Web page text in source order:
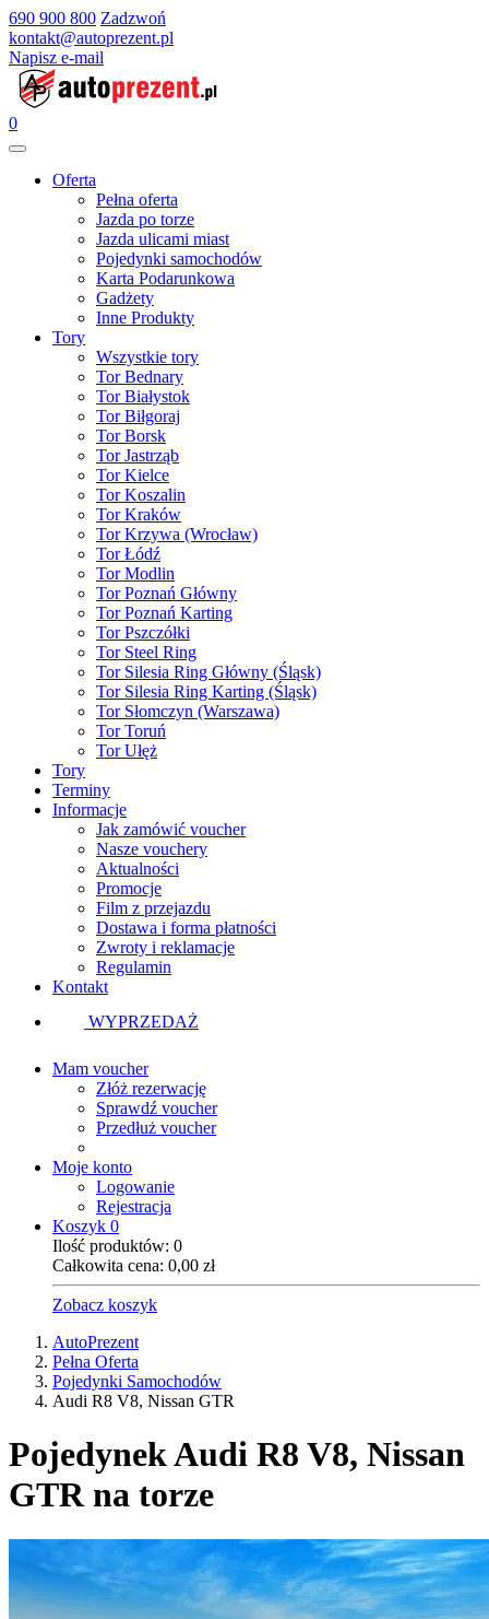
690 900 800 Zadzwoń
kontakt@autoprezent.pl
Napisz e-mail
0
Oferta
Pełna oferta
Jazda po torze
Jazda ulicami miast
Pojedynki samochodów
Karta Podarunkowa
Gadżety
Inne Produkty
Tory
Wszystkie tory
Tor Bednary
Tor Białystok
Tor Biłgoraj
Tor Borsk
Tor Jastrząb
Tor Kielce
Tor Koszalin
Tor Kraków
Tor Krzywa (Wrocław)
Tor Łódź
Tor Modlin
Tor Poznań Główny
Tor Poznań Karting
Tor Pszczółki
Tor Steel Ring
Tor Silesia Ring Główny (Śląsk)
Tor Silesia Ring Karting (Śląsk)
Tor Słomczyn (Warszawa)
Tor Toruń
Tor Ułęż
Tory
Terminy
Informacje
Jak zamówić voucher
Nasze vouchery
Aktualności
Promocje
Film z przejazdu
Dostawa i forma płatności
Zwroty i reklamacje
Regulamin
Kontakt
WYPRZEDAŻ
Mam voucher
Złóż rezerwację
Sprawdź voucher
Przedłuż voucher
Moje konto
Logowanie
Rejestracja
Koszyk 0
Ilość produktów: 0
Całkowita cena: 0,00 zł
Zobacz koszyk
AutoPrezent
Pełna Oferta
Pojedynki Samochodów
Audi R8 V8, Nissan GTR
PojedynekAudi R8 V8, Nissan
GTRna torze